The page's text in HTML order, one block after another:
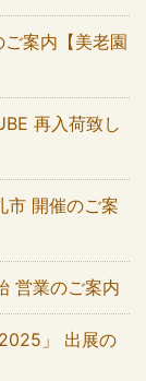
ご案内【美老園
再入荷致し
市 開催のご案
営業のご案内
」 出展の